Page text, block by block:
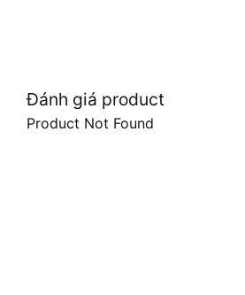
Đánh giá product
Product Not Found